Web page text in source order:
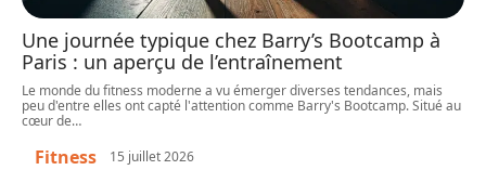
Une journée typique chez Barry’s Bootcamp à
Paris : un aperçu de l’entraînement
Le monde du fitness moderne a vu émerger diverses tendances, mais
peu d'entre elles ont capté l'attention comme Barry's Bootcamp. Situé au
cœur de…
Fitness 15 juillet 2026